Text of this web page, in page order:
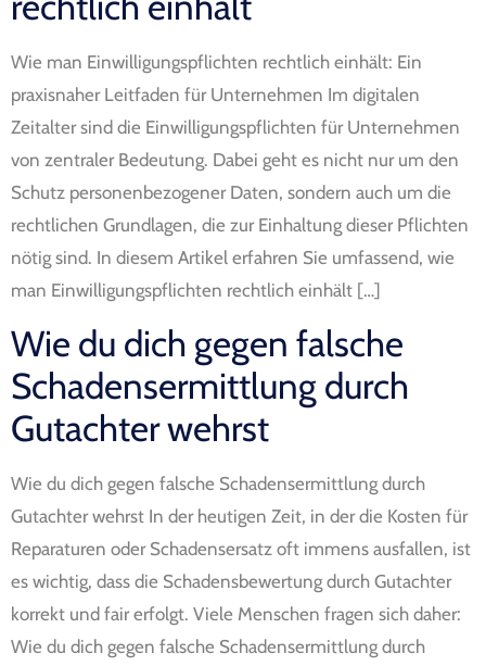
Wie man Einwilligungspflichten rechtlich einhält: Ein
praxisnaher Leitfaden für Unternehmen Im digitalen
Zeitalter sind die Einwilligungspflichten für Unternehmen
von zentraler Bedeutung. Dabei geht es nicht nur um den
Schutz personenbezogener Daten, sondern auch um die
rechtlichen Grundlagen, die zur Einhaltung dieser Pflichten
nötig sind. In diesem Artikel erfahren Sie umfassend, wie
man Einwilligungspflichten rechtlich einhält […]
Wie du dich gegen falsche
Schadensermittlung durch
Gutachter wehrst
Wie du dich gegen falsche Schadensermittlung durch
Gutachter wehrst In der heutigen Zeit, in der die Kosten für
Reparaturen oder Schadensersatz oft immens ausfallen, ist
es wichtig, dass die Schadensbewertung durch Gutachter
korrekt und fair erfolgt. Viele Menschen fragen sich daher:
Wie du dich gegen falsche Schadensermittlung durch